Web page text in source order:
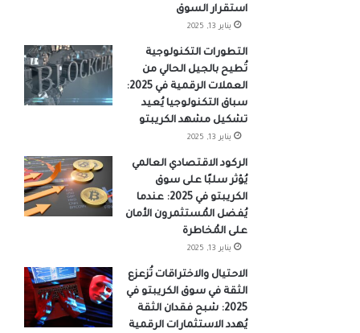
استقرار السوق
يناير 13, 2025
التطورات التكنولوجية
تُطيح بالجيل الحالي من
العملات الرقمية في 2025:
سباق التكنولوجيا يُعيد
تشكيل مشهد الكريبتو
يناير 13, 2025
الركود الاقتصادي العالمي
يُؤثر سلبًا على سوق
الكريبتو في 2025: عندما
يُفضل المُستثمرون الأمان
على المُخاطرة
يناير 13, 2025
الاحتيال والاختراقات تُزعزع
الثقة في سوق الكريبتو في
2025: شبح فقدان الثقة
يُهدد الاستثمارات الرقمية